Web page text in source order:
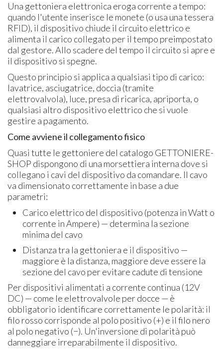
Una gettoniera elettronica eroga corrente a tempo:
quando l'utente inserisce le monete (o usa una tessera
RFID), il dispositivo chiude il circuito elettrico e
alimenta il carico collegato per il tempo preimpostato
dal gestore. Allo scadere del tempo il circuito si apre e
il dispositivo si spegne.
Questo principio si applica a qualsiasi tipo di carico:
lavatrice, asciugatrice, doccia (tramite
elettrovalvola), luce, presa di ricarica, apriporta, o
qualsiasi altro dispositivo elettrico che si vuole
gestire a pagamento.
Come avviene il collegamento fisico
Quasi tutte le gettoniere del catalogo GETTONIERE-
SHOP dispongono di una morsettiera interna dove si
collegano i cavi del dispositivo da comandare. Il cavo
va dimensionato correttamente in base a due
parametri:
Carico elettrico del dispositivo (potenza in Watt o
corrente in Ampere) — determina la sezione
minima del cavo
Distanza tra la gettoniera e il dispositivo —
maggiore è la distanza, maggiore deve essere la
sezione del cavo per evitare cadute di tensione
Per dispositivi alimentati a corrente continua (12V
DC) — come le elettrovalvole per docce — è
obbligatorio identificare correttamente le polarità: il
filo rosso corrisponde al polo positivo (+) e il filo nero
al polo negativo (−). Un'inversione di polarità può
danneggiare irreparabilmente il dispositivo.